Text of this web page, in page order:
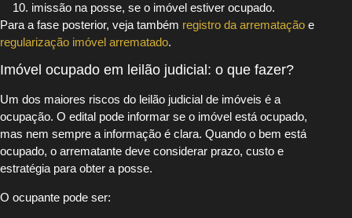
imissão na posse, se o imóvel estiver ocupado.
Para a fase posterior, veja também registro da arrematação e
regularização imóvel arrematado.
Imóvel ocupado em leilão judicial: o que fazer?
Um dos maiores riscos do leilão judicial de imóveis é a
ocupação. O edital pode informar se o imóvel está ocupado,
mas nem sempre a informação é clara. Quando o bem está
ocupado, o arrematante deve considerar prazo, custo e
estratégia para obter a posse.
O ocupante pode ser: